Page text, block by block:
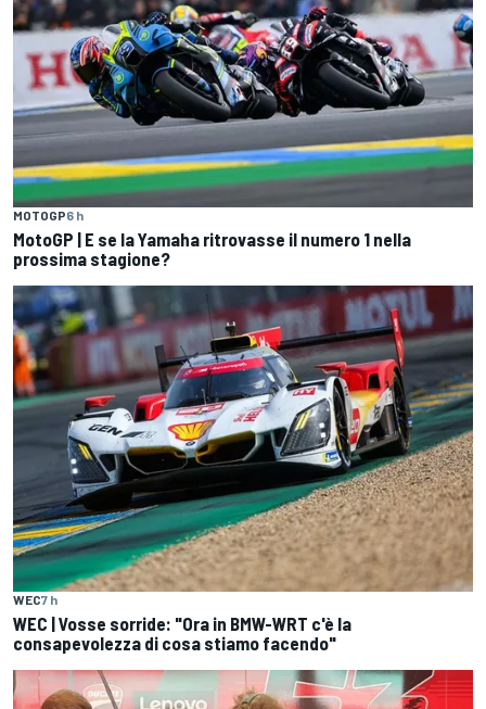
MOTOGP6 h
MotoGP | E se la Yamaha ritrovasse il numero 1 nella
prossima stagione?
WEC7 h
WEC | Vosse sorride: "Ora in BMW-WRT c'è la
consapevolezza di cosa stiamo facendo"